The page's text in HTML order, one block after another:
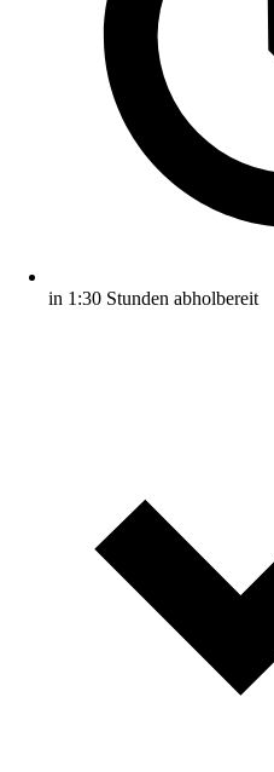
in 1:30 Stunden abholbereit